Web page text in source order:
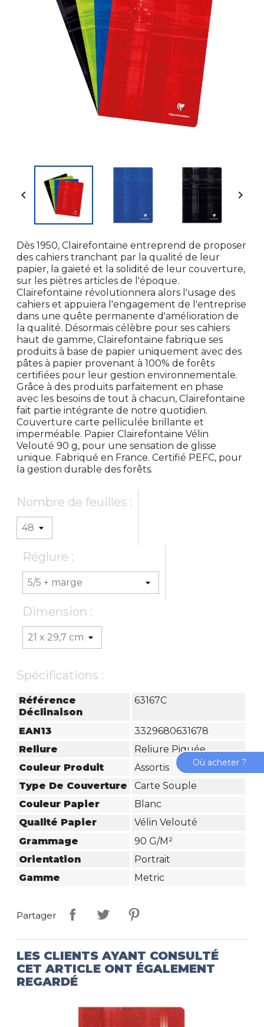
 
Dès 1950, Clairefontaine entreprend de proposer
des cahiers tranchant par la qualité de leur
papier, la gaieté et la solidité de leur couverture,
sur les piètres articles de l'époque.
Clairefontaine révolutionnera alors l'usage des
cahiers et appuiera l'engagement de l'entreprise
dans une quête permanente d'amélioration de
la qualité. Désormais célèbre pour ses cahiers
haut de gamme, Clairefontaine fabrique ses
produits à base de papier uniquement avec des
pâtes à papier provenant à 100% de forêts
certifiées pour leur gestion environnementale.
Grâce à des produits parfaitement en phase
avec les besoins de tout à chacun, Clairefontaine
fait partie intégrante de notre quotidien.
Couverture carte pelliculée brillante et
imperméable. Papier Clairefontaine Vélin
Velouté 90 g, pour une sensation de glisse
unique. Fabriqué en France. Certifié PEFC, pour
la gestion durable des forêts.
Nombre de feuilles :
Réglure :
Dimension :
Spécifications :
Référence
Déclinaison
63167C
EAN13
3329680631678
Reliure
Reliure Piquée
Couleur Produit
Assortis
Type De Couverture
Carte Souple
Couleur Papier
Blanc
Qualité Papier
Vélin Velouté
Grammage
90 G/m²
Orientation
Portrait
Gamme
Metric
Partager
LES CLIENTS AYANT CONSULTÉ
CET ARTICLE ONT ÉGALEMENT
REGARDÉ
Où acheter ?